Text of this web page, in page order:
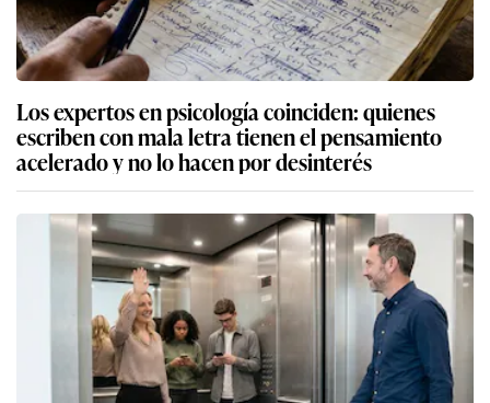
Los expertos en psicología coinciden: quienes
escriben con mala letra tienen el pensamiento
acelerado y no lo hacen por desinterés